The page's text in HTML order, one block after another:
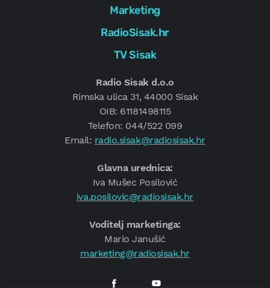
Marketing
RadioSisak.hr
TV Sisak
Radio Sisak d.o.o
Rimska ulica 31, 44000 Sisak
OIB: 61181498115
Telefon: 044/522 099
Email: radio.sisak@radiosisak.hr
Glavna urednica:
Iva Mušec Posilović
iva.posilovic@radiosisak.hr
Voditelj marketinga:
Mario Janušić
marketing@radiosisak.hr